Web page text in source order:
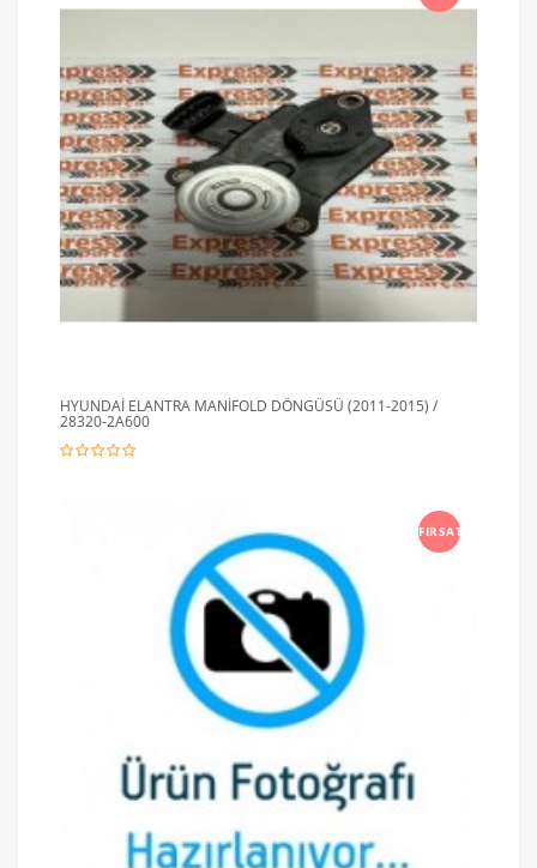
HYUNDAİ ELANTRA MANİFOLD DÖNGÜSÜ (2011-2015) /
28320-2A600
FIRSAT